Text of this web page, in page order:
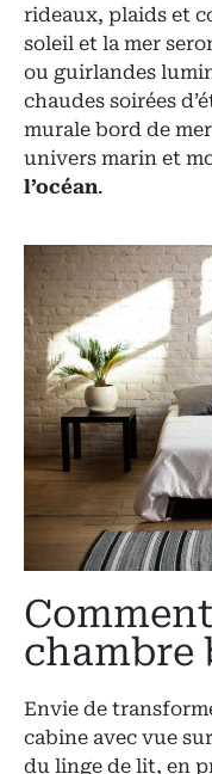
rideaux, plaids et
soleil et la mer
ou guirlandes
chaudes soirées
murale bord de
univers marin et
l’océan.
chambre
Envie de
cabine avec vue
du linge de lit, en